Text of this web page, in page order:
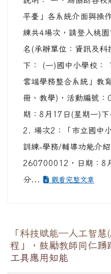
平臺」各系統介面與操
練共4場次，請登入桃
名(承辦單位：資訊及科
下： (一)國中小學校：
雲端學務整合系統」教
冊、教學)，活動編號
期：8月17日(星期一)
2. 場次2：「市立國中
訓練-學務/輔導功能介
260700012，日期：8
分...
觀看完整文章
「科技賦能─人工智
程」，鼓勵教師同仁踴
工具應用知能